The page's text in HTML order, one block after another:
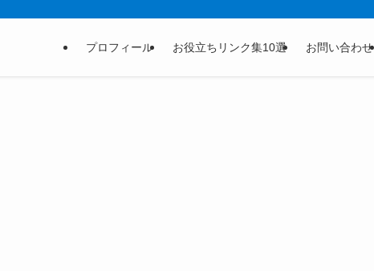
プロフィール お役立ちリンク集10選 お問い合わせ